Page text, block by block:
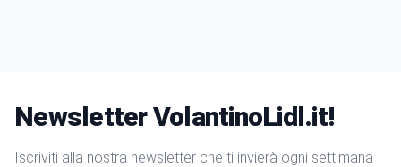
Newsletter VolantinoLidl.it!
Iscriviti alla nostra newsletter che ti invierà ogni settimana